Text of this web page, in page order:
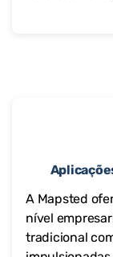
A Mapsted
nível
tradicional